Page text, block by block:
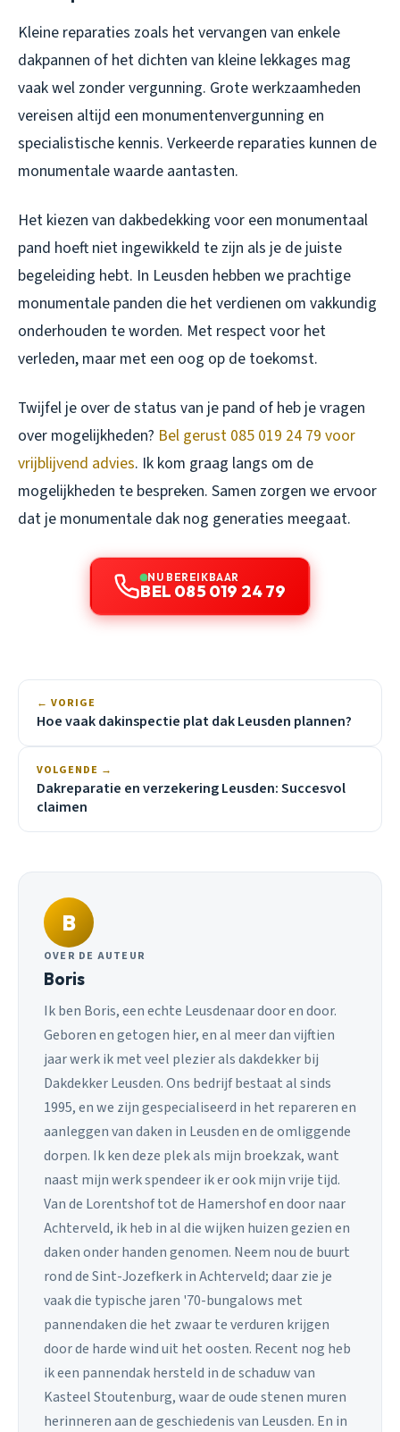
Kleine reparaties zoals het vervangen van enkele
dakpannen of het dichten van kleine lekkages mag
vaak wel zonder vergunning. Grote werkzaamheden
vereisen altijd een monumentenvergunning en
specialistische kennis. Verkeerde reparaties kunnen de
monumentale waarde aantasten.
Het kiezen van dakbedekking voor een monumentaal
pand hoeft niet ingewikkeld te zijn als je de juiste
begeleiding hebt. In Leusden hebben we prachtige
monumentale panden die het verdienen om vakkundig
onderhouden te worden. Met respect voor het
verleden, maar met een oog op de toekomst.
Twijfel je over de status van je pand of heb je vragen
over mogelijkheden? Bel gerust 085 019 24 79 voor
vrijblijvend advies. Ik kom graag langs om de
mogelijkheden te bespreken. Samen zorgen we ervoor
dat je monumentale dak nog generaties meegaat.
NU BEREIKBAAR
BEL 085 019 24 79
← VORIGE
Hoe vaak dakinspectie plat dak Leusden plannen?
VOLGENDE →
Dakreparatie en verzekering Leusden: Succesvol
claimen
B
OVER DE AUTEUR
Boris
Ik ben Boris, een echte Leusdenaar door en door.
Geboren en getogen hier, en al meer dan vijftien
jaar werk ik met veel plezier als dakdekker bij
Dakdekker Leusden. Ons bedrijf bestaat al sinds
1995, en we zijn gespecialiseerd in het repareren en
aanleggen van daken in Leusden en de omliggende
dorpen. Ik ken deze plek als mijn broekzak, want
naast mijn werk spendeer ik er ook mijn vrije tijd.
Van de Lorentshof tot de Hamershof en door naar
Achterveld, ik heb in al die wijken huizen gezien en
daken onder handen genomen. Neem nou de buurt
rond de Sint-Jozefkerk in Achterveld; daar zie je
vaak die typische jaren '70-bungalows met
pannendaken die het zwaar te verduren krijgen
door de harde wind uit het oosten. Recent nog heb
ik een pannendak hersteld in de schaduw van
Kasteel Stoutenburg, waar de oude stenen muren
herinneren aan de geschiedenis van Leusden. En in